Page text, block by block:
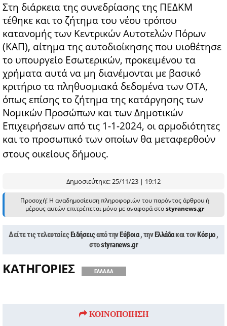
Στη διάρκεια της συνεδρίασης της ΠΕΔΚΜ
τέθηκε και το ζήτημα του νέου τρόπου
κατανομής των Κεντρικών Αυτοτελών Πόρων
(ΚΑΠ), αίτημα της αυτοδιοίκησης που υιοθέτησε
το υπουργείο Εσωτερικών, προκειμένου τα
χρήματα αυτά να μη διανέμονται με βασικό
κριτήριο τα πληθυσμιακά δεδομένα των ΟΤΑ,
όπως επίσης το ζήτημα της κατάργησης των
Νομικών Προσώπων και των Δημοτικών
Επιχειρήσεων από τις 1-1-2024, οι αρμοδιότητες
και το προσωπικό των οποίων θα μεταφερθούν
στους οικείους δήμους.
Δημοσιεύτηκε: 25/11/23 | 19:12
Προσοχή! Η αναδημοσίευση πληροφοριών του παρόντος άρθρου ή
μέρους αυτών επιτρέπεται μόνο με αναφορά στοstyranews.gr
Δείτε τις τελευταίεςΕιδήσειςαπό τηνΕύβοια , τηνΕλλάδακαι τονΚόσμο,
στοstyranews.gr
ΚΑΤΗΓΟΡΙΕΣ ΕΛΛΑΔΑ
ΚΟΙΝΟΠΟΙΗΣΗ